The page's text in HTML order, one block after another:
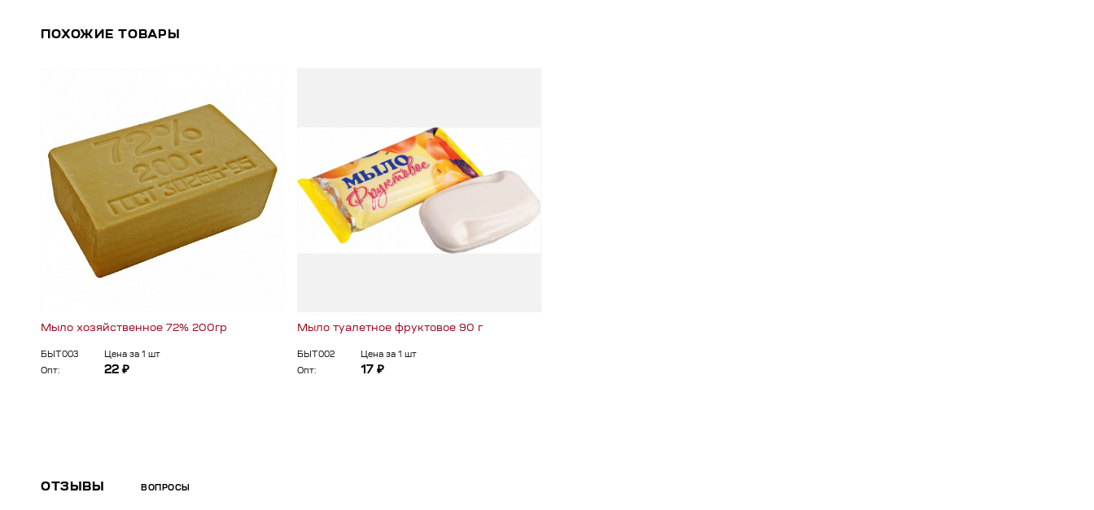
ПОХОЖИЕ ТОВАРЫ
Мыло хозяйственное 72% 200гр
БЫТ003
Цена за 1 шт
Опт:
22 ₽
Мыло туалетное фруктовое 90 г
БЫТ002
Цена за 1 шт
Опт:
17 ₽
ОТЗЫВЫ ВОПРОСЫ